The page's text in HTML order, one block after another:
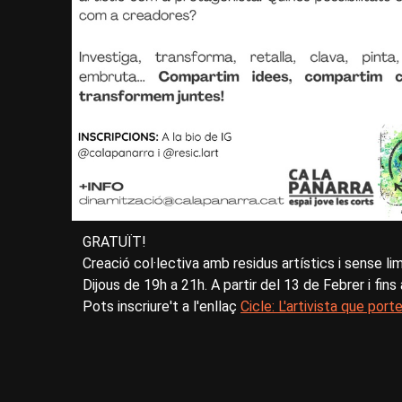
GRATUÏT!
Creació col·lectiva amb residus artístics i sense
Dijous de 19h a 21h. A partir del 13 de Febrer i
Pots inscriure't a l'enllaç Cicle: L'artivista que